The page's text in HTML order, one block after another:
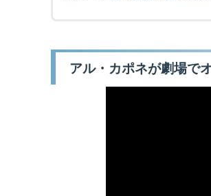
アル・カポネが劇場で